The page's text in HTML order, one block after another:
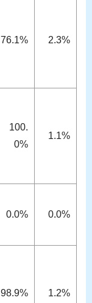
76.1% 2.3%
100.
0%
1.1%
0.0% 0.0%
98.9% 1.2%